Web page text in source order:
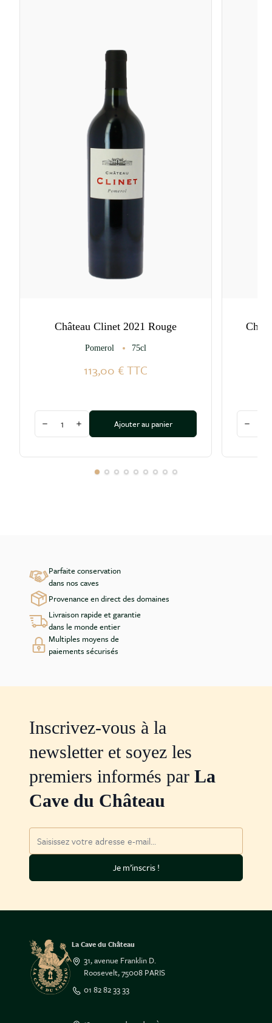
Château Clinet 2021 Rouge
Pomerol 75cl
113,00 €TTC
Diminuer la quantité
Augmenter la quantité
Ajouter au panier
Parfaite conservation
dans nos caves
Provenance en direct des domaines
Livraison rapide et garantie
dans le monde entier
Multiples moyens de
paiements sécurisés
Inscrivez-vous à la
newsletter et soyez les
premiers informés par La
Cave du Château
Adresse mail
Je m’inscris !
La Cave du Château
31, avenue Franklin D.
Roosevelt, 75008 PARIS
01 82 82 33 33